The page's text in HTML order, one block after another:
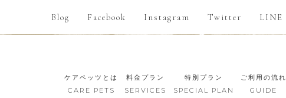
Blog Facebook Instagram Twitter LINE
ケアペッツとは
CARE PETS
料金プラン
SERVICES
特別プラン
SPECIAL PLAN
ご利用の流れ
GUIDE